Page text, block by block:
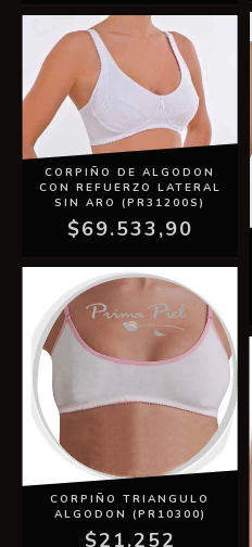
CORPIÑO DE ALGODON
CON REFUERZO LATERAL
SIN ARO (PR31200S)
$69.533,90
CORPIÑO TRIANGULO
ALGODON (PR10300)
$21.252